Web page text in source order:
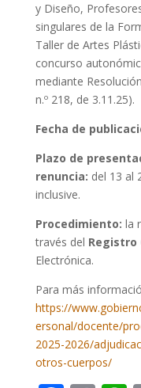
y Diseño,
singulares de la
Taller de Artes
concurso
mediante
n.º 218, de 3.11.25).
Fecha de
Plazo de
renuncia: del 13 al
inclusive.
Procedimiento: la
través del Registro
Electrónica.
Para más
https://
ersonal/docente/
2025-2026/
otros-cuerpos/